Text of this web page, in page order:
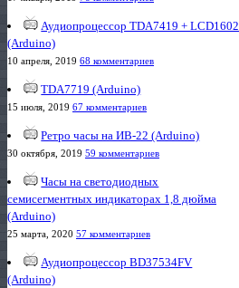
Аудиопроцессор TDA7419 + LCD1602
(Arduino)
10 апреля, 2019 68 комментариев
TDA7719 (Arduino)
15 июля, 2019 67 комментариев
Ретро часы на ИВ-22 (Arduino)
30 октября, 2019 59 комментариев
Часы на светодиодных
семисегментных индикаторах 1,8 дюйма
(Arduino)
25 марта, 2020 57 комментариев
Аудиопроцессор BD37534FV
(Arduino)